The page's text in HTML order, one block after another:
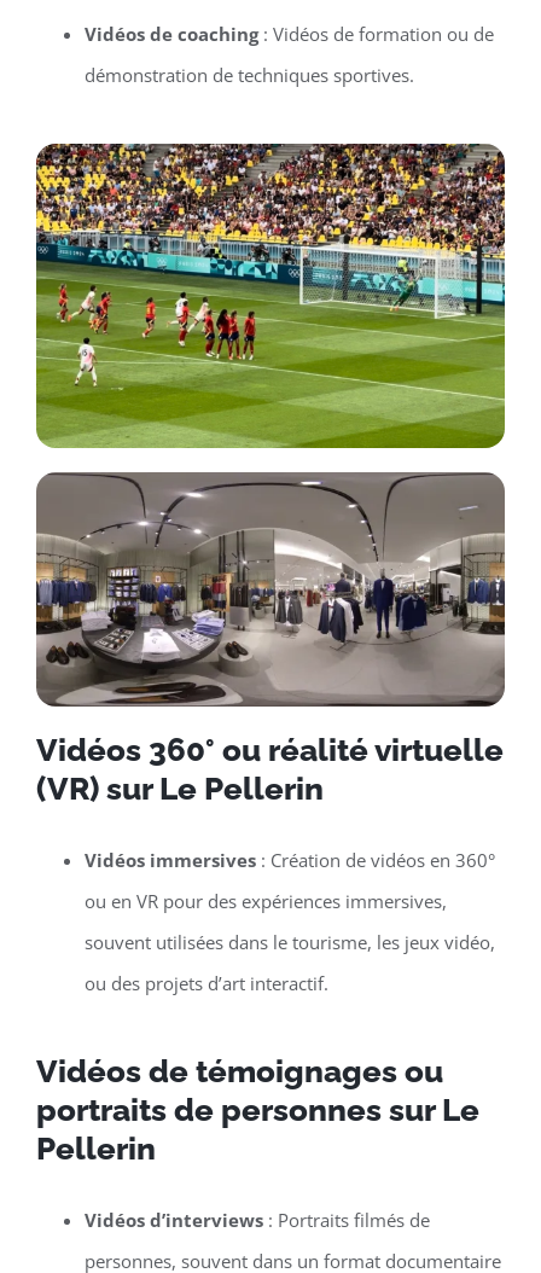
Vidéos de coaching: Vidéos de formation ou de
démonstration de techniques sportives.
Vidéos 360° ou réalité virtuelle
(VR) sur Le Pellerin
Vidéos immersives: Création de vidéos en 360°
ou en VR pour des expériences immersives,
souvent utilisées dans le tourisme, les jeux vidéo,
ou des projets d’art interactif.
Vidéos de témoignages ou
portraits de personnes sur Le
Pellerin
Vidéos d’interviews: Portraits filmés de
personnes, souvent dans un format documentaire